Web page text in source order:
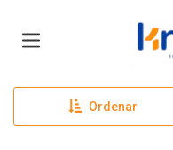
Ordenar